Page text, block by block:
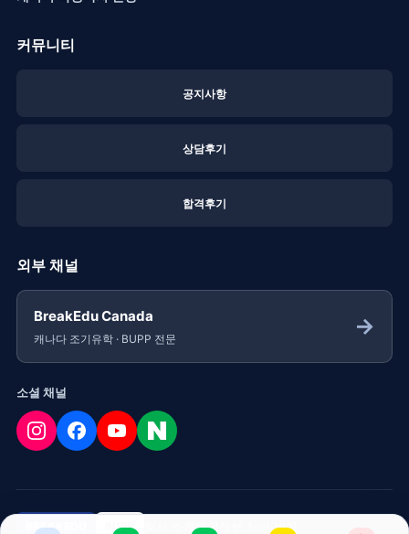
커뮤니티
공지사항
상담후기
합격후기
외부 채널
BreakEdu Canada
캐나다 조기유학 · BUPP 전문 →
소셜 채널
BREAKEDU BUPP 회사 소개개인정보 처리 방침